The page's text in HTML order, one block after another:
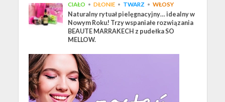
CIAŁO • DŁONIE • TWARZ • WŁOSY
Naturalny rytuał pielęgnacyjny… idealny w
Nowym Roku! Trzy wspaniałe rozwiązania
BEAUTE MARRAKECH z pudełka SO
MELLOW.